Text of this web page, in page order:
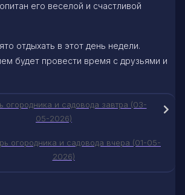
его веселой и счастливой
отдыхать в этот день недели.
будет провести время с друзьями и
огородника и садовода завтра (03-
05-2026)
огородника и садовода вчера (01-05-
2026)